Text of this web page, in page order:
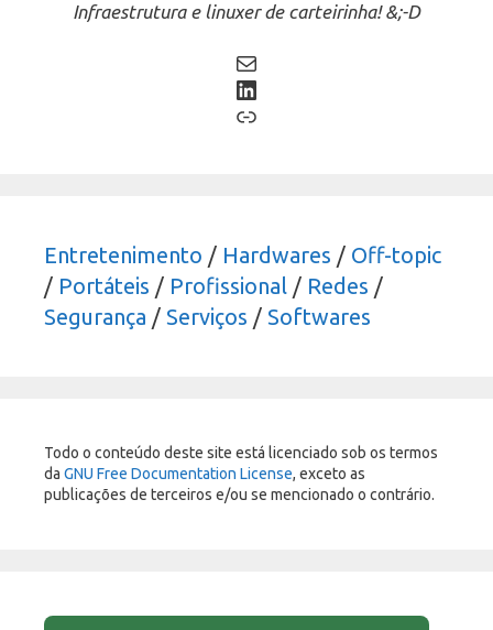
Infraestrutura e linuxer de carteirinha! &;-D
Mail
LinkedIn
Link
Entretenimento / Hardwares / Off-topic
/ Portáteis / Profissional / Redes /
Segurança / Serviços / Softwares
Todo o conteúdo deste site está licenciado sob os termos
da GNU Free Documentation License, exceto as
publicações de terceiros e/ou se mencionado o contrário.